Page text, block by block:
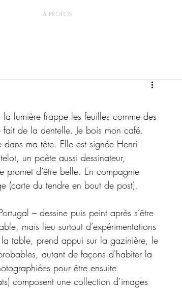
À PROPOS
lumière frappe les feuilles comme des
de la dentelle. Je bois mon café.
dans ma tête. Elle est signée Henri
un poète aussi dessinateur,
promet d’être belle. En compagnie
(carte du tendre en bout de post).
– dessine puis peint après s’être
mais lieu surtout d’expérimentations
table, prend appui sur la gazinière, le
autant de façons d'habiter la
pour être ensuite
composent une collection d’images